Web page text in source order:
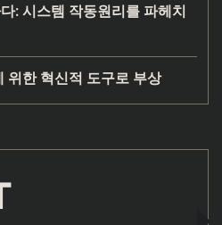
: 시스템 작동원리를 파헤치
위한 혁신적 도구로 부상